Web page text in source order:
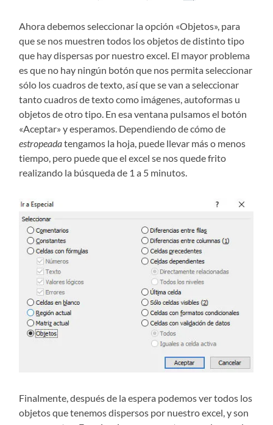
Ahora debemos seleccionar la opción «Objetos», para
que se nos muestren todos los objetos de distinto tipo
que hay dispersas por nuestro excel. El mayor problema
es que no hay ningún botón que nos permita seleccionar
sólo los cuadros de texto, así que se van a seleccionar
tanto cuadros de texto como imágenes, autoformas u
objetos de otro tipo. En esa ventana pulsamos el botón
«Aceptar» y esperamos. Dependiendo de cómo de
estropeadatengamos la hoja, puede llevar más o menos
tiempo, pero puede que el excel se nos quede frito
realizando la búsqueda de 1 a 5 minutos.
Finalmente, después de la espera podemos ver todos los
objetos que tenemos dispersos por nuestro excel, y son